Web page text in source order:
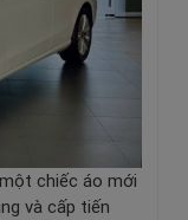
chiếc áo mới
và cấp tiến